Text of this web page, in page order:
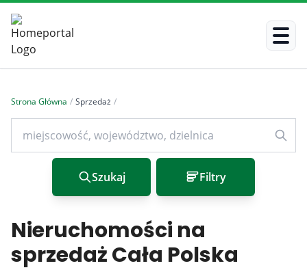
Strona Główna / Sprzedaż /
Szukaj Filtry
Nieruchomości na
sprzedaż Cała Polska